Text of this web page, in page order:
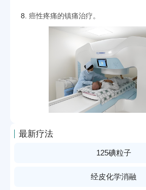
8. 癌性疼痛的镇痛治疗。
最新疗法
125碘粒子
经皮化学消融